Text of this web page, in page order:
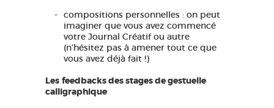
compositions personnelles : on peut
imaginer que vous avez commencé
votre Journal Créatif ou autre
(n’hésitez pas à amener tout ce que
vous avez déjà fait !)
Les feedbacks des stages de gestuelle
calligraphique